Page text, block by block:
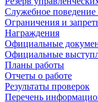
Служебное
Ограничения и
Награждения
Официальные
Официальные
Планы работы
Отчеты о работе
Результаты проверок
Перечень